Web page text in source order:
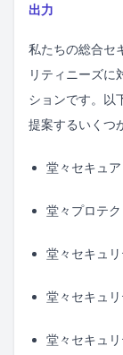
出力
私たちの総合セ
リティニーズに
ションです。以
提案するいくつ
堂々セキュア
堂々プロテク
堂々セキュ
堂々セキュ
堂々セキュ